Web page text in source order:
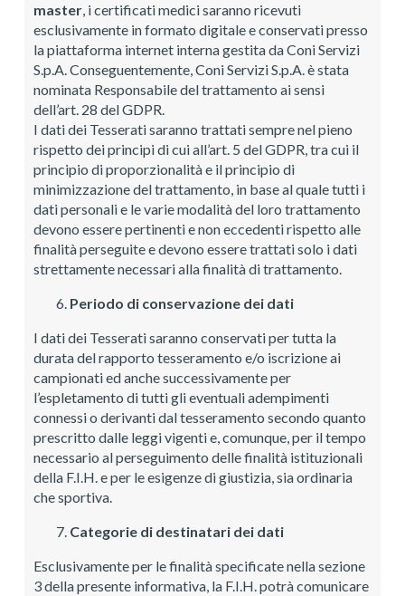
master, i certificati medici saranno ricevuti
esclusivamente in formato digitale e conservati presso
la piattaforma internet interna gestita da Coni Servizi
S.p.A. Conseguentemente, Coni Servizi S.p.A. è stata
nominata Responsabile del trattamento ai sensi
dell’art. 28 del GDPR.
I dati dei Tesserati saranno trattati sempre nel pieno
rispetto dei principi di cui all’art. 5 del GDPR, tra cui il
principio di proporzionalità e il principio di
minimizzazione del trattamento, in base al quale tutti i
dati personali e le varie modalità del loro trattamento
devono essere pertinenti e non eccedenti rispetto alle
finalità perseguite e devono essere trattati solo i dati
strettamente necessari alla finalità di trattamento.
Periodo di conservazione dei dati
I dati dei Tesserati saranno conservati per tutta la
durata del rapporto tesseramento e/o iscrizione ai
campionati ed anche successivamente per
l’espletamento di tutti gli eventuali adempimenti
connessi o derivanti dal tesseramento secondo quanto
prescritto dalle leggi vigenti e, comunque, per il tempo
necessario al perseguimento delle finalità istituzionali
della F.I.H. e per le esigenze di giustizia, sia ordinaria
che sportiva.
Categorie di destinatari dei dati
Esclusivamente per le finalità specificate nella sezione
3 della presente informativa, la F.I.H. potrà comunicare